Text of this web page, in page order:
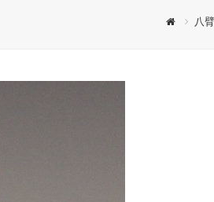
八